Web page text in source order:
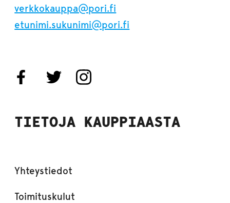
verkkokauppa@pori.fi
etunimi.sukunimi@pori.fi
TIETOJA KAUPPIAASTA
Yhteystiedot
Toimituskulut